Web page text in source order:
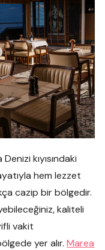
kıyısındaki
hem lezzet
cazip bir bölgedir.
kaliteli
vakit
yer alır.Marea